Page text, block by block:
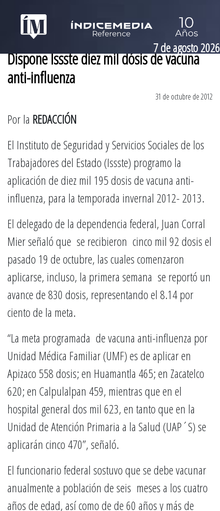
7 de agosto 2026
Dispone Issste diez mil dósis de vacuna
anti-influenza
31 de octubre de 2012
Por la REDACCIÓN
El Instituto de Seguridad y Servicios Sociales de los
Trabajadores del Estado (Issste) programo la
aplicación de diez mil 195 dosis de vacuna anti-
influenza, para la temporada invernal 2012- 2013.
El delegado de la dependencia federal, Juan Corral
Mier señaló que se recibieron cinco mil 92 dosis el
pasado 19 de octubre, las cuales comenzaron
aplicarse, incluso, la primera semana se reportó un
avance de 830 dosis, representando el 8.14 por
ciento de la meta.
“La meta programada de vacuna anti-influenza por
Unidad Médica Familiar (UMF) es de aplicar en
Apizaco 558 dosis; en Huamantla 465; en Zacatelco
620; en Calpulalpan 459, mientras que en el
hospital general dos mil 623, en tanto que en la
Unidad de Atención Primaria a la Salud (UAP´S) se
aplicarán cinco 470”, señaló.
El funcionario federal sostuvo que se debe vacunar
anualmente a población de seis meses a los cuatro
años de edad, así como de de 60 años y más de